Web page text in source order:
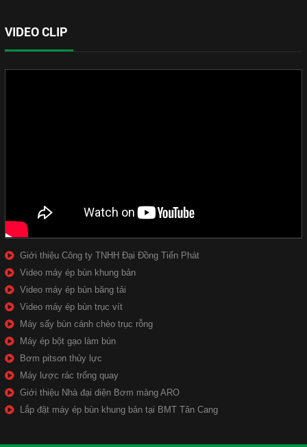
VIDEO CLIP
Giới thiệu Công ty TNHH Đại Đồng Tiến Phát
Video máy ép bùn khung bản
Video máy ép bùn băng tải
Video máy ép bùn trục vít
Máy sấy bùn cánh chèo trục rỗng
Máy ép bột gạo làm bún
Bơm pitson thủy lực
Máy lược rác trống quay
Giới thiệu Nhà đại diện Bơm màng ARO
Lắp đặt máy ép bùn khung bản tại BMT Tân Cang